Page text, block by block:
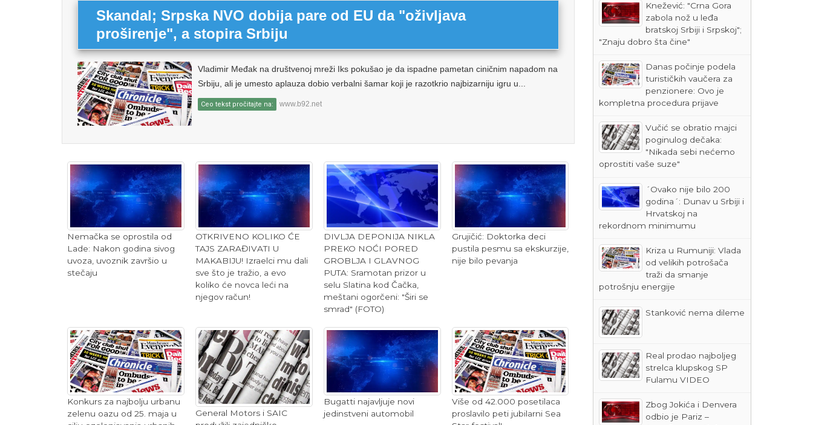
Skandal; Srpska NVO dobija pare od EU da "oživljava
proširenje", a stopira Srbiju
Vladimir Međak na društvenoj mreži Iks pokušao je da ispadne pametan ciničnim napadom na
Srbiju, ali je umesto aplauza dobio verbalni šamar koji je razotkrio najbizarniju igru u...
Ceo tekst pročitajte na: www.b92.net
Nemačka se oprostila od
Lade: Nakon godina sivog
uvoza, uvoznik završio u
stečaju
OTKRIVENO KOLIKO ĆE
TAJS ZARAĐIVATI U
MAKABIJU! Izraelci mu dali
sve što je tražio, a evo
koliko će novca leći na
njegov račun!
DIVLJA DEPONIJA NIKLA
PREKO NOĆI PORED
GROBLJA I GLAVNOG
PUTA: Sramotan prizor u
selu Slatina kod Čačka,
meštani ogorčeni: "Širi se
smrad" (FOTO)
Grujičić: Doktorka deci
pustila pesmu sa ekskurzije,
nije bilo pevanja
Konkurs za najbolju urbanu
zelenu oazu od 25. maja u
General Motors i SAIC
Bugatti najavljuje novi
jedinstveni automobil
Više od 42.000 posetilaca
proslavilo peti jubilarni Sea
Knežević: "Crna Gora
zabola nož u leđa
bratskoj Srbiji i Srpskoj";
"Znaju dobro šta čine"
Danas počinje podela
turističkih vaučera za
penzionere: Ovo je
kompletna procedura prijave
Vučić se obratio majci
poginulog dečaka:
"Nikada sebi nećemo
oprostiti vaše suze"
´Ovako nije bilo 200
godina´: Dunav u Srbiji i
Hrvatskoj na
rekordnom minimumu
Kriza u Rumuniji: Vlada
od velikih potrošača
traži da smanje
potrošnju energije
Stanković nema dileme
Real prodao najboljeg
strelca klupskog SP
Fulamu VIDEO
Zbog Jokića i Denvera
odbio je Pariz –